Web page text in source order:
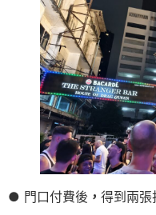
● 門口付費後 ， 得到兩張